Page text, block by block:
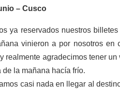
– Cusco
ya reservados nuestros
vinieron a por nosotros
realmente agradecimos tener
de la mañana hacía frío.
casi nada en llegar al